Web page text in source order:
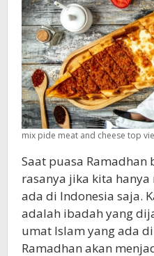
mix pide meat and cheese top
Saat puasa Ramadhan
rasanya jika kita
ada di Indonesia saja.
adalah ibadah yang
umat Islam yang ada
Ramadhan akan